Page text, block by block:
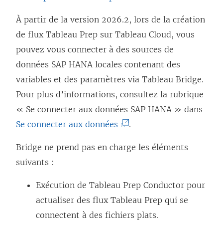
s
’
o
u
v
r
e
d
a
s
n
e
n
e
l
i
e
n
s
u
e
d
a
À partir de la version 2026.2, lors de la création
de flux Tableau Prep sur Tableau Cloud, vous
pouvez vous connecter à des sources de
données SAP HANA locales contenant des
variables et des paramètres via Tableau Bridge.
Pour plus d’informations, consultez la rubrique
« Se connecter aux données SAP HANA » dans
Se connecter aux données
e
i
e
n
.
Bridge ne prend pas en charge les éléments
suivants :
Exécution de Tableau Prep Conductor pour
actualiser des flux Tableau Prep qui se
connectent à des fichiers plats.